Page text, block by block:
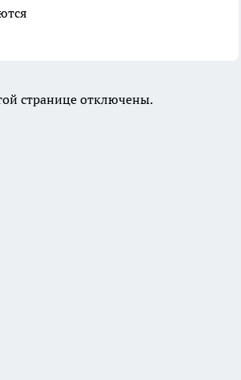
странице отключены.